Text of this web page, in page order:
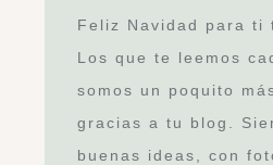
Feliz Navidad para ti
Los que te leemos
somos un poquito
gracias a tu blog.
buenas ideas, con